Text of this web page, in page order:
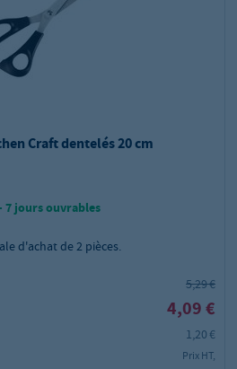
Craft dentelés 20 cm
7 jours ouvrables
d'achat de2 pièces.
5,29 €
4,09 €
1,20 €
Prix HT,